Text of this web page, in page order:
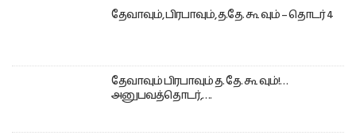
தேவாவும், பிரபாவும், த.தே. கூ வும் – தொடர் 4
தேவாவும் பிரபாவும் த. தே. கூ வும்!…
அனுபவத்தொடர்,….